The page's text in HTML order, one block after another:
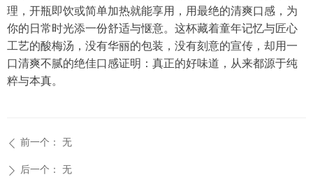
理，开瓶即饮或简单加热就能享用，用最绝的清爽口感，为
你的日常时光添一份舒适与惬意。这杯藏着童年记忆与匠心
工艺的酸梅汤，没有华丽的包装，没有刻意的宣传，却用一
口清爽不腻的绝佳口感证明：真正的好味道，从来都源于纯
粹与本真。
ꄴ 前一个： 无
ꄲ 后一个： 无